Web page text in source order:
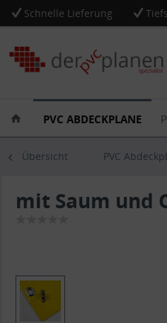
Schnelle Lieferung
PVC ABDECKPLANE
Übersicht PVC
mit Saum und